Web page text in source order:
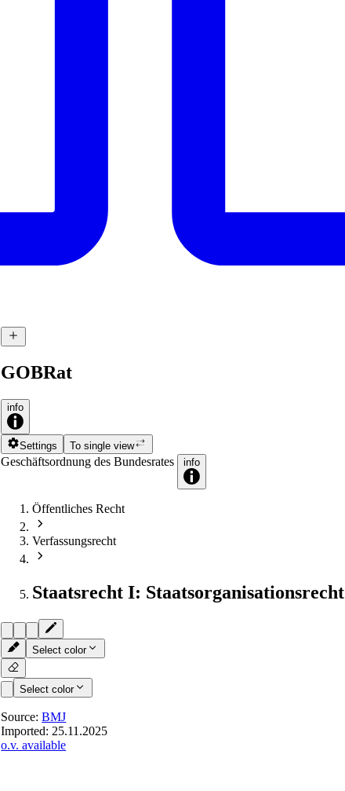
GOBRat
info
Settings To single view
Geschäftsordnung des Bundesrates info
Öffentliches Recht
Verfassungsrecht
Staatsrecht I: Staatsorganisationsrecht
Select color
Select color
§ 30- Abstimmungsregeln
Source:BMJ
Imported: 25.11.2025
o.v. available